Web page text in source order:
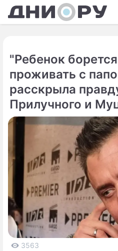
"Ребенок
проживать с
расскрыла
Прилучного и
3563